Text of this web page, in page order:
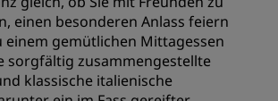
einen besonderen Anlass feiern
einem gemütlichen Mittagessen
sorgfältig zusammengestellte
klassische italienische